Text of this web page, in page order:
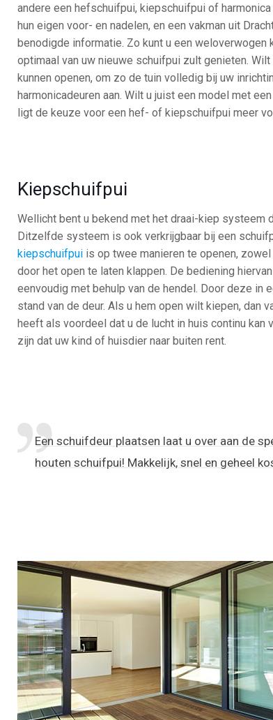
andere een hefschuifpui, kiepschuifpui of
hun eigen voor- en nadelen, en een vakman uit
benodigde informatie. Zo kunt u een weloverwogen
optimaal van uw nieuwe schuifpui zult genieten.
kunnen openen, om zo de tuin volledig bij uw
harmonicadeuren aan. Wilt u juist een model met
ligt de keuze voor een hef- of kiepschuifpui meer
Kiepschuifpui
Wellicht bent u bekend met het draai-kiep systeem
Ditzelfde systeem is ook verkrijgbaar bij een
kiepschuifpui is op twee manieren te openen,
door het open te laten klappen. De bediening
eenvoudig met behulp van de hendel. Door deze in
stand van de deur. Als u hem open wilt kiepen, dan
heeft als voordeel dat u de lucht in huis continu kan
zijn dat uw kind of huisdier naar buiten rent.
Een schuifdeur plaatsen laat u over aan de
houten schuifpui! Makkelijk, snel en geheel